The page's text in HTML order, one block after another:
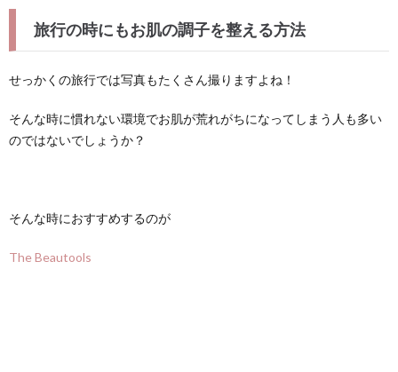
旅行の時にもお肌の調子を整える方法
せっかくの旅行では写真もたくさん撮りますよね！
そんな時に慣れない環境でお肌が荒れがちになってしまう人も多い
のではないでしょうか？
そんな時におすすめするのが
The Beautools